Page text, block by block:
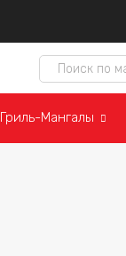
Гриль-Мангалы